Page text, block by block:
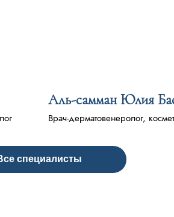
Аль-самман Юлия
Врач-дерматовенеролог,
специалисты